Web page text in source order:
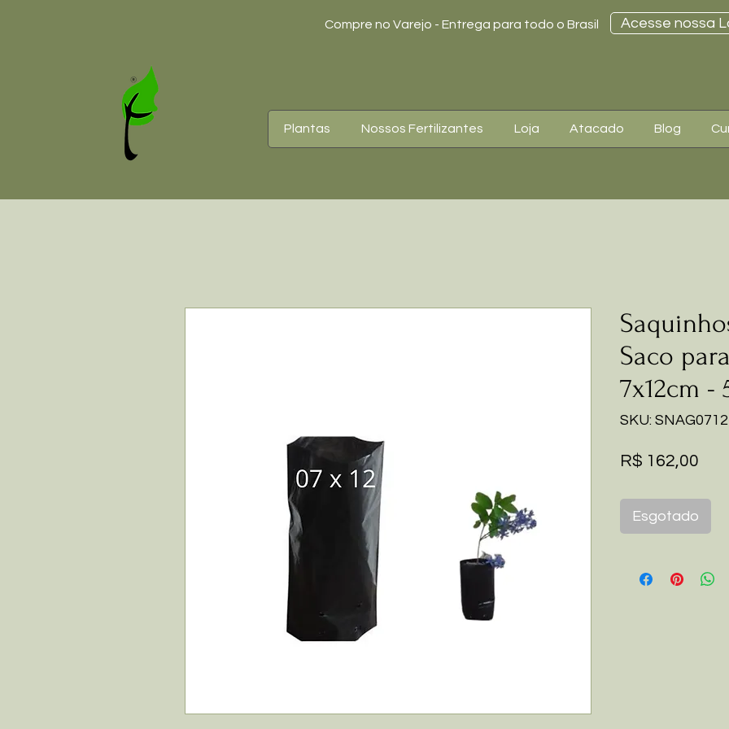
Compre no Varejo - Entrega para todo o Brasil Acesse nossa
Plantas Nossos Fertilizantes Loja Atacado Blog
Saco
7x12cm -
SKU:
R$ 162,00
Esgotado